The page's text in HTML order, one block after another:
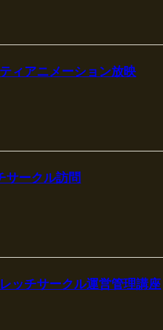
ィアニメーション放映
ークル訪問
ッチサークル運営管理講座